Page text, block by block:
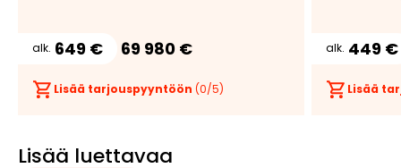
alk. 649 € 69 980 €
Lisää tarjouspyyntöön (0/5)
alk. 449 €
Lisää
Lisää luettavaa